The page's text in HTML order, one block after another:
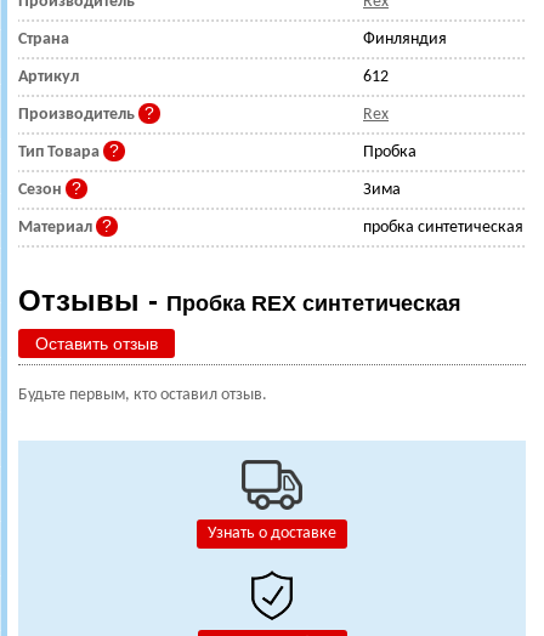
Узнать о доставке
Страна Финляндия
Артикул 612
Производитель Rex
Тип Товара Пробка
Сезон Зима
Материал пробка синтетическая
Отзывы - Пробка REX синтетическая
Оставить отзыв
Будьте первым, кто оставил отзыв.